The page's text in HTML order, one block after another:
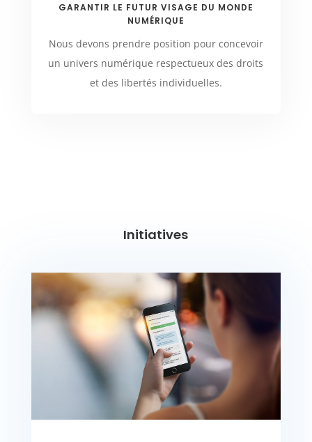
GARANTIR LE FUTUR VISAGE DU MONDE
NUMÉRIQUE
Nous devons prendre position pour concevoir
un univers numérique respectueux des droits
et des libertés individuelles.
Initiatives